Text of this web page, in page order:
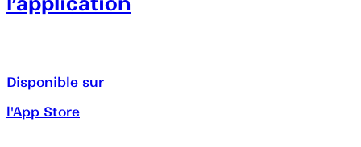
Disponible sur
l'App Store